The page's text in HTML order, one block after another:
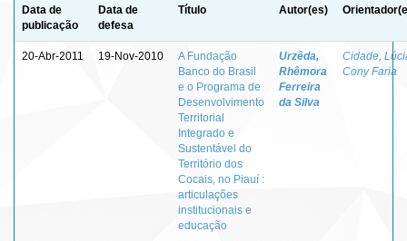
Data de
publicação
Data de
defesa
Título Autor(es)
20-Abr-2011 19-Nov-2010
A Fundação
Banco do Brasil
e o Programa de
Desenvolvimento
Territorial
Integrado e
Sustentável do
Território dos
Cocais, no Piauí :
articulações
institucionais e
educação
Urzêda,
Rhêmora
Ferreira
da Silva
Cidade,
Cony Faria